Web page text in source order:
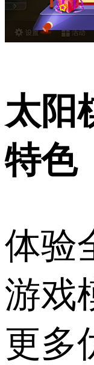
太阳
特色
体验
游戏
更多